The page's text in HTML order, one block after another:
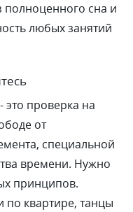
полноценного сна и
любых занятий
проверка на
от
специальной
времени. Нужно
принципов.
по квартире, танцы